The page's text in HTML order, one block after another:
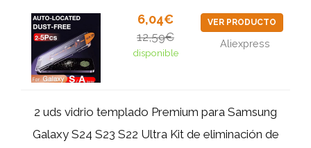
6,04€
12,59€
disponible
VER PRODUCTO
Aliexpress
2 uds vidrio templado Premium para Samsung
Galaxy S24 S23 S22 Ultra Kit de eliminación de